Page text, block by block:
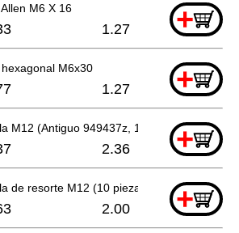
M6 X 16 +
1.27
M6x30 +
1.27
M12 (Antiguo 949437z, 10 Uds.)+
2.36
de resorte M12 (10 piezas) +
2.00